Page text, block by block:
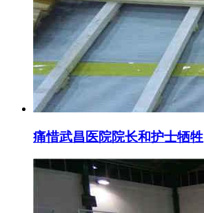
痛惜武昌医院院长和护士牺牲